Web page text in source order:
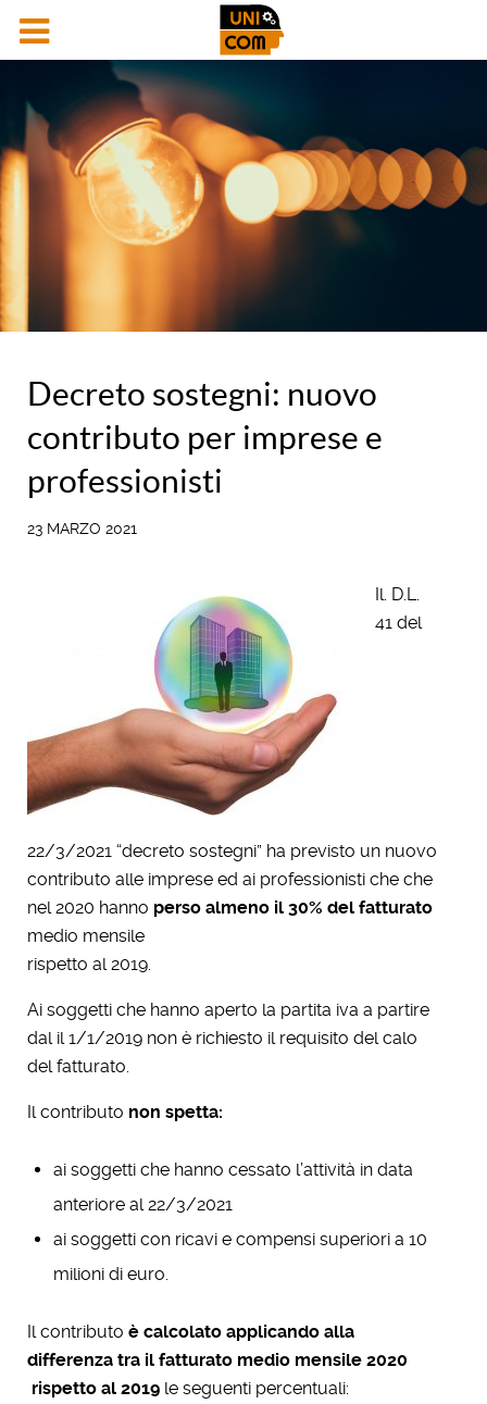
Decreto sostegni: nuovo
contributo per imprese e
professionisti
23 MARZO 2021
Il. D.L.
41 del
22/3/2021 “decreto sostegni” ha previsto un nuovo
contributo alle imprese ed ai professionisti che che
nel 2020 hanno perso almeno il 30% del fatturato
medio mensile
rispetto al 2019.
Ai soggetti che hanno aperto la partita iva a partire
dal il 1/1/2019 non è richiesto il requisito del calo
del fatturato.
Il contributo non spetta:
ai soggetti che hanno cessato l’attività in data
anteriore al 22/3/2021
ai soggetti con ricavi e compensi superiori a 10
milioni di euro.
Il contributo è calcolato applicando alla
differenza tra il fatturato medio mensile 2020
rispetto al 2019 le seguenti percentuali: